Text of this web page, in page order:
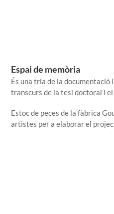
Espai de memòria
És una tria de la
transcurs de la tesi doctoral i
Estoc de peces de la fàbrica
artistes per a elaborar el